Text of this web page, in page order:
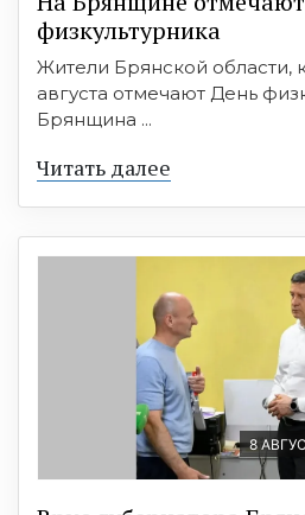
физкультурника
Жители Брянской области,
августа отмечают День
Брянщина ...
Читать далее
8